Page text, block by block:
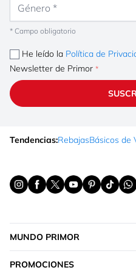
* Campo obligatorio
He leído la Política de
Newsletter de Primor
Tendencias:RebajasBásicos de
MUNDO PRIMOR
PROMOCIONES